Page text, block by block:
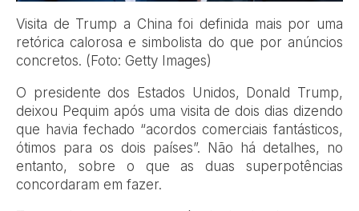
Visita de Trump a China foi definida mais por uma
retórica calorosa e simbolista do que por anúncios
concretos. (Foto: Getty Images)
O presidente dos Estados Unidos, Donald Trump,
deixou Pequim após uma visita de dois dias dizendo
que havia fechado “acordos comerciais fantásticos,
ótimos para os dois países”. Não há detalhes, no
entanto, sobre o que as duas superpotências
concordaram em fazer.